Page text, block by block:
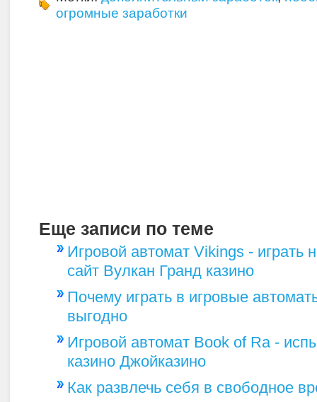
огромные заработки
Еще записи по теме
Игровой автомат Vikings - играть
сайт Вулкан Гранд казино
Почему играть в игровые
выгодно
Игровой автомат Book of Ra -
казино Джойказино
Как развлечь себя в свободное